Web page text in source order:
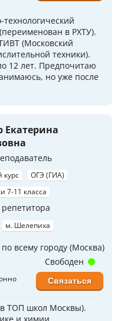
в РХТУ).
(Московский
техники).
12 лет. Предпочитаю
но уже после
Екатерина
курс
ОГЭ (ГИА)
7-11 класса
м. Шелепиха
всему городу (Москва)
ТОП школ Москвы).
Свободен
Связаться